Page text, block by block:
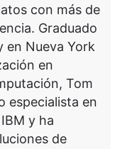
con más de
Graduado
en Nueva York
en
Tom
especialista en
y ha
de